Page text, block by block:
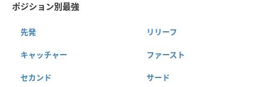
ポジション別最強
先発 リリーフ
キャッチャー ファースト
セカンド サード